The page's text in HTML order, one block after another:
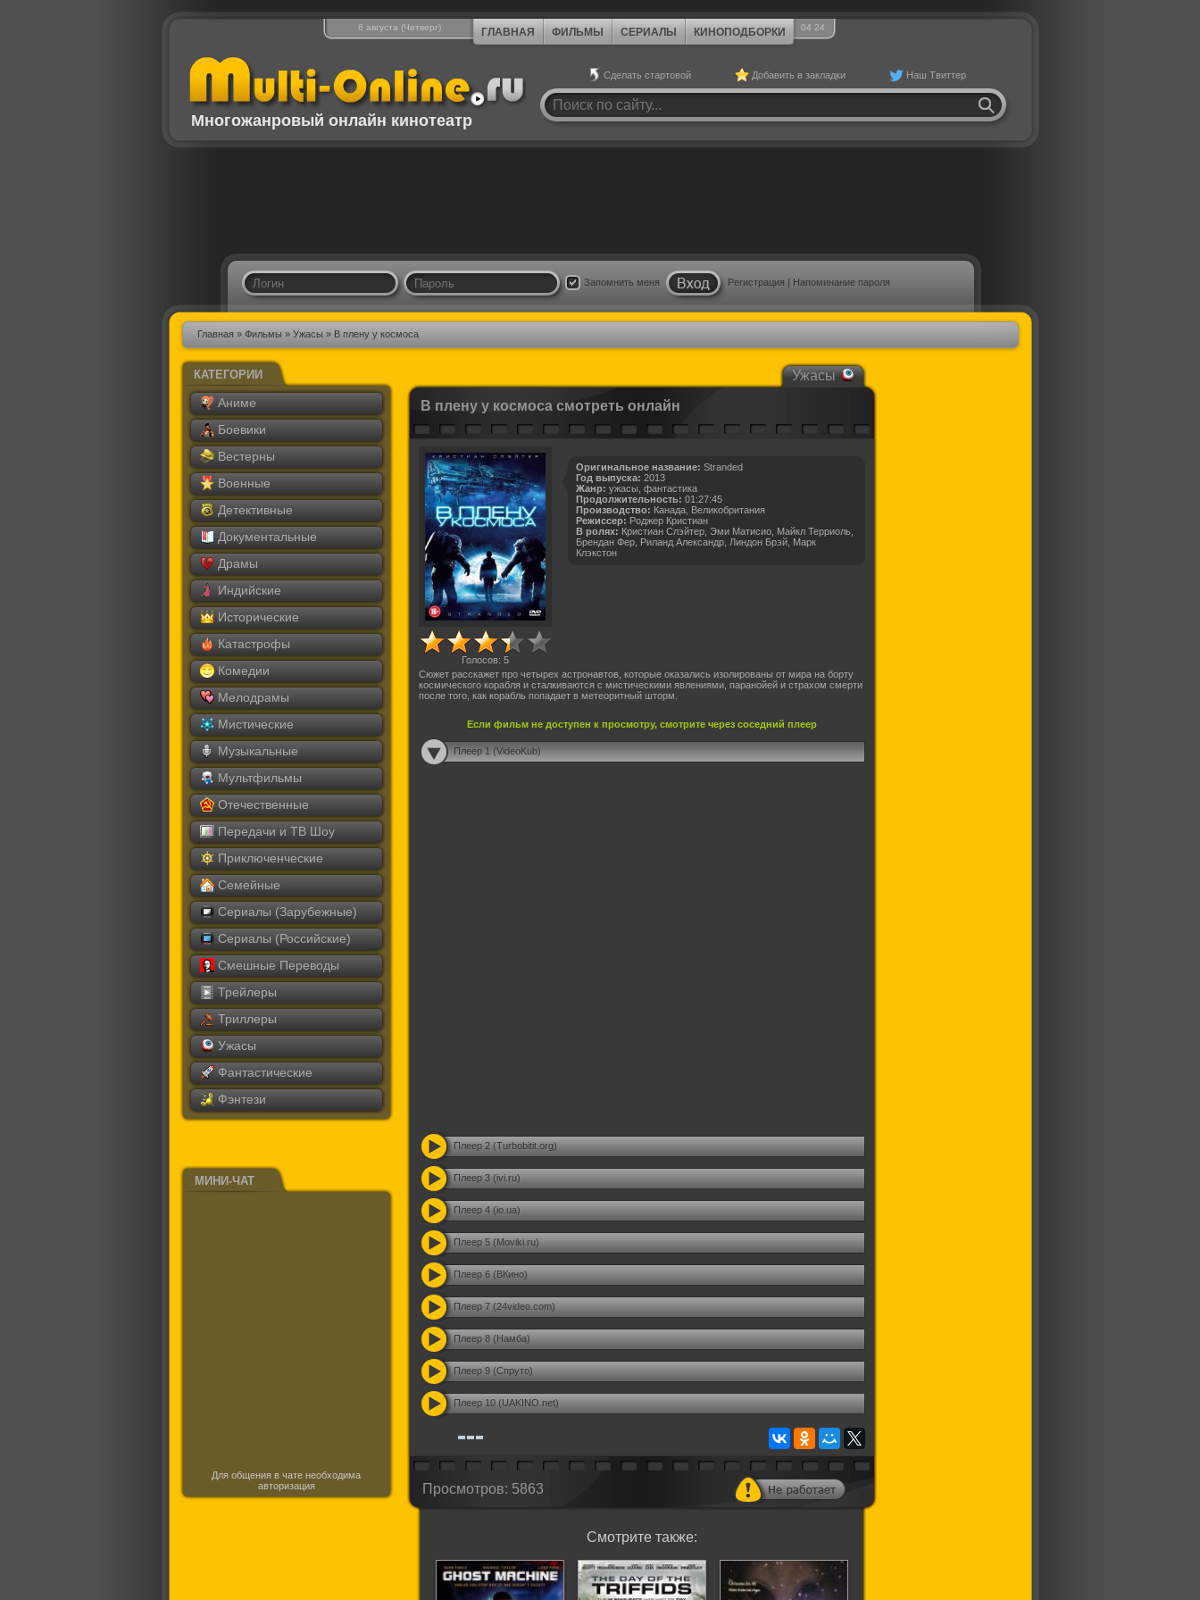
6 августа (Четверг) ГЛАВНАЯ ФИЛЬМЫ СЕРИАЛЫ КИНОПОДБОРКИ 04 24
Многожанровый онлайн кинотеатр
Сделать стартовой Добавить в закладки Наш Твиттер
Запомнить меня Регистрация | Напоминание пароля
Главная» Фильмы» Ужасы» В плену у космоса
КАТЕГОРИИ
Аниме
Боевики
Вестерны
Военные
Детективные
Документальные
Драмы
Индийские
Исторические
Катастрофы
Комедии
Мелодрамы
Мистические
Музыкальные
Мультфильмы
Отечественные
Передачи и ТВ Шоу
Приключенческие
Семейные
Сериалы (Зарубежные)
Сериалы (Российские)
Смешные Переводы
Трейлеры
Триллеры
Ужасы
Фантастические
Фэнтези
МИНИ-ЧАТ
Для общения в чате необходима
авторизация
Ужасы
В плену у космоса смотреть онлайн
Голосов: 5
Оригинальное название: Stranded
Год выпуска: 2013
Жанр: ужасы, фантастика
Продолжительность: 01:27:45
Производство: Канада, Великобритания
Режиссер: Роджер Кристиан
В ролях: Кристиан Слэйтер, Эми Матисио, Майкл Терриоль,
Брендан Фер, Риланд Александр, Линдон Брэй, Марк
Клэкстон
Сюжет расскажет про четырех астронавтов, которые оказались изолированы от мира на борту
космического корабля и сталкиваются с мистическими явлениями, паранойей и страхом смерти
после того, как корабль попадает в метеоритный шторм.
Если фильм не доступен к просмотру, смотрите через соседний плеер
Плеер 1 (VideoKub)
Плеер 2 (Turbobitit.org)
Плеер 3 (ivi.ru)
Плеер 4 (io.ua)
Плеер 5 (Moviki.ru)
Плеер 6 (ВКино)
Плеер 7 (24video.com)
Плеер 8 (Намба)
Плеер 9 (Спруто)
Плеер 10 (UAKINO.net)
Просмотров: 5863
Смотрите также: